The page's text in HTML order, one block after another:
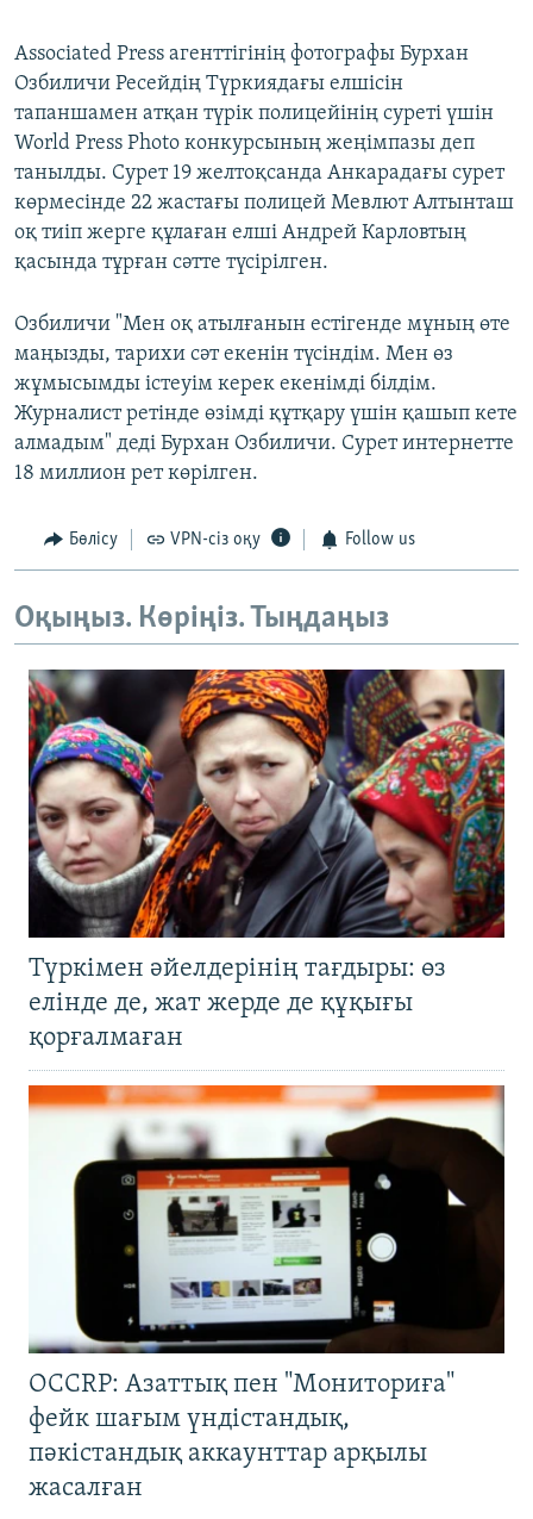
Associated Press агенттігінің фотографы Бурхан
Озбиличи Ресейдің Түркиядағы елшісін
тапаншамен атқан түрік полицейінің суреті үшін
World Press Photo конкурсының жеңімпазы деп
танылды. Сурет 19 желтоқсанда Анкарадағы сурет
көрмесінде 22 жастағы полицей Мевлют Алтынташ
оқ тиіп жерге құлаған елші Андрей Карловтың
қасында тұрған сәтте түсірілген.
Озбиличи "Мен оқ атылғанын естігенде мұның өте
маңызды, тарихи сәт екенін түсіндім. Мен өз
жұмысымды істеуім керек екенімді білдім.
Журналист ретінде өзімді құтқару үшін қашып кете
алмадым" деді Бурхан Озбиличи. Сурет интернетте
18 миллион рет көрілген.
Бөлісу VPN-сіз оқу Follow us
Оқыңыз. Көріңіз. Тыңдаңыз
Түркімен әйелдерінің тағдыры: өз
елінде де, жат жерде де құқығы
қорғалмаған
OCCRP: Азаттық пен "Мониториға"
фейк шағым үндістандық,
пәкістандық аккаунттар арқылы
жасалған